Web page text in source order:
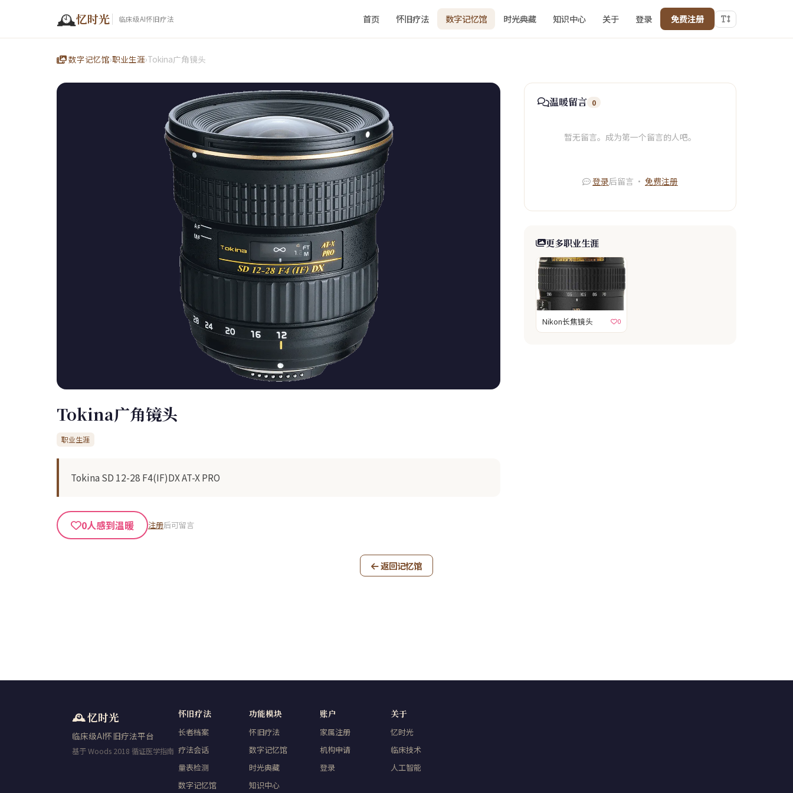
🕰️忆时光 临床级AI怀旧疗法 首页 怀旧疗法 数字记忆馆 时光典藏 知识中心 关于 登录 免费注册
数字记忆馆›职业生涯›Tokina广角镜头
Tokina广角镜头
职业生涯
Tokina SD 12-28 F4(IF)DX AT-X PRO
0人感到温暖 注册后可留言
温暖留言 0
暂无留言。成为第一个留言的人吧。
登录后留言 · 免费注册
更多职业生涯
Nikon长焦镜头 0
返回记忆馆
🕰️ 忆时光
临床级AI怀旧疗法平台
基于 Woods 2018 循证医学指南
怀旧疗法
长者档案
疗法会话
量表检测
数字记忆馆
功能模块
怀旧疗法
数字记忆馆
时光典藏
知识中心
账户
家属注册
机构申请
登录
关于
忆时光
临床技术
人工智能